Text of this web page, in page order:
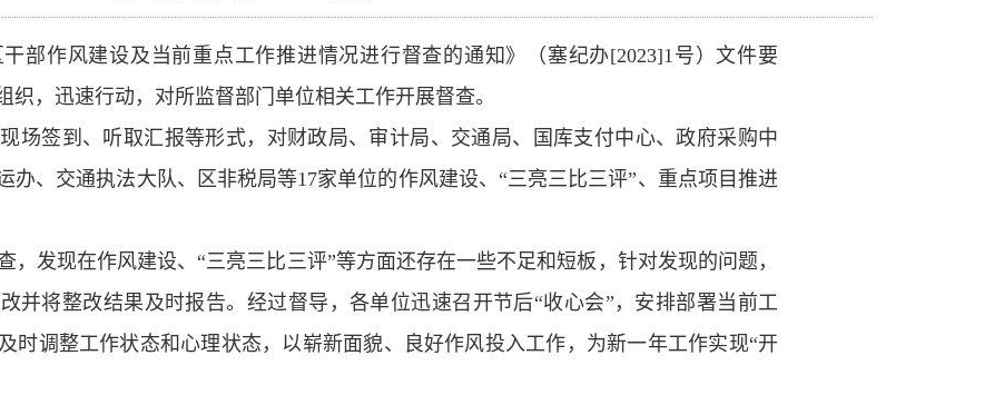
部作风建设及当前重点工作推进情况进行督查的通知》（塞纪办[2023]1号）文件要
织，迅速行动，对所监督部门单位相关工作开展督查。
场签到、听取汇报等形式，对财政局、审计局、交通局、国库支付中心、政府采购中
办、交通执法大队、区非税局等17家单位的作风建设、“三亮三比三评”、重点项目推进
，发现在作风建设、“三亮三比三评”等方面还存在一些不足和短板，针对发现的问题，
并将整改结果及时报告。经过督导，各单位迅速召开节后“收心会”，安排部署当前工
时调整工作状态和心理状态，以崭新面貌、良好作风投入工作，为新一年工作实现“开